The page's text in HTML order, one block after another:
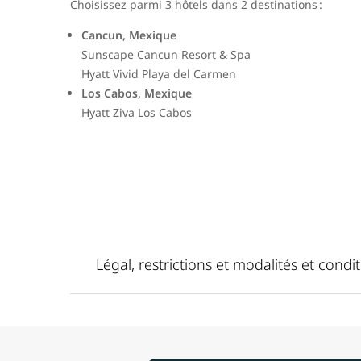
Choisissez parmi 3 hôtels dans 2 destinations :
Cancun, Mexique
Sunscape Cancun Resort & Spa
Hyatt Vivid Playa del Carmen
Los Cabos, Mexique
Hyatt Ziva Los Cabos
Légal, restrictions et modalités et